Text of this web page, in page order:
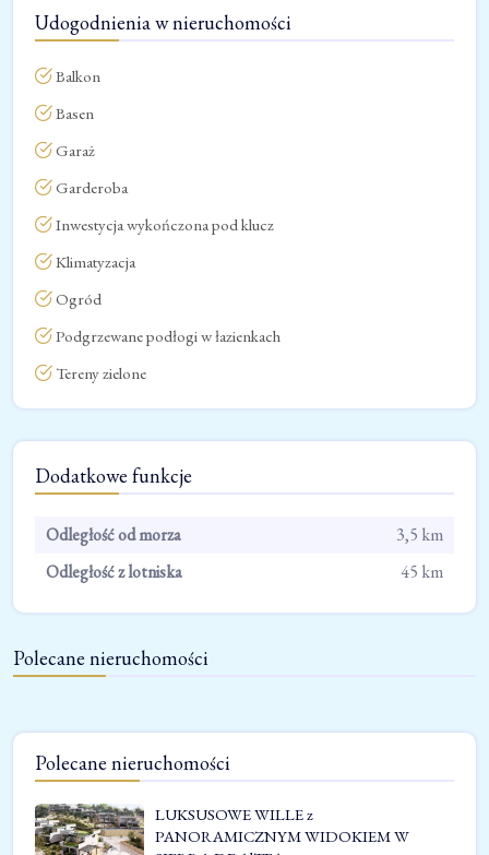
Udogodnienia w nieruchomości
Balkon
Basen
Garaż
Garderoba
Inwestycja wykończona pod klucz
Klimatyzacja
Ogród
Podgrzewane podłogi w łazienkach
Tereny zielone
Dodatkowe funkcje
Odległość od morza
3,5 km
Odległość z lotniska
45 km
Polecane nieruchomości
Polecane nieruchomości
LUKSUSOWE WILLE z
PANORAMICZNYM WIDOKIEM W